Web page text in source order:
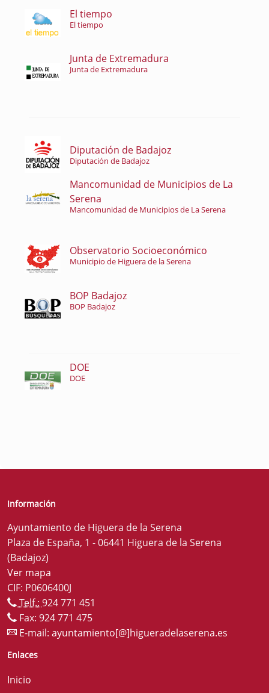
El tiempo
El tiempo
Junta de Extremadura
Junta de Extremadura
Diputación de Badajoz
Diputación de Badajoz
Mancomunidad de Municipios de La
Serena
Mancomunidad de Municipios de La Serena
Observatorio Socioeconómico
Municipio de Higuera de la Serena
BOP Badajoz
BOP Badajoz
DOE
DOE
Información
Ayuntamiento de Higuera de la Serena
Plaza de España, 1 - 06441 Higuera de la Serena
(Badajoz)
Ver mapa
CIF: P0606400J
Telf.: 924 771 451
Fax: 924 771 475
E-mail: ayuntamiento[@]higueradelaserena.es
Enlaces
Inicio